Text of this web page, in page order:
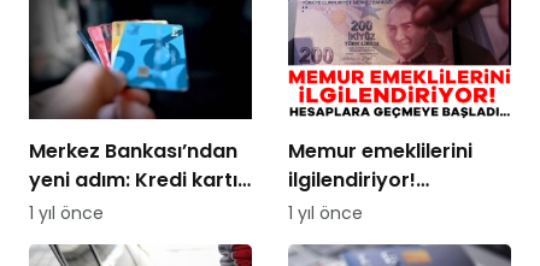
Merkez Bankası’ndan
yeni adım: Kredi kartı
faizlerinde indirime
gidildi
1 yıl önce
Memur emeklilerini
ilgilendiriyor!
Hesaplara geçmeye
başladı…
1 yıl önce